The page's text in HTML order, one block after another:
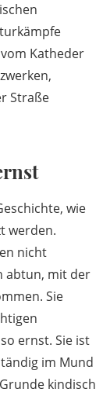
Katheder
Straße
wie
werden.
nicht
abtun, mit der
Sie
ernst. Sie ist
im Mund
kindisch